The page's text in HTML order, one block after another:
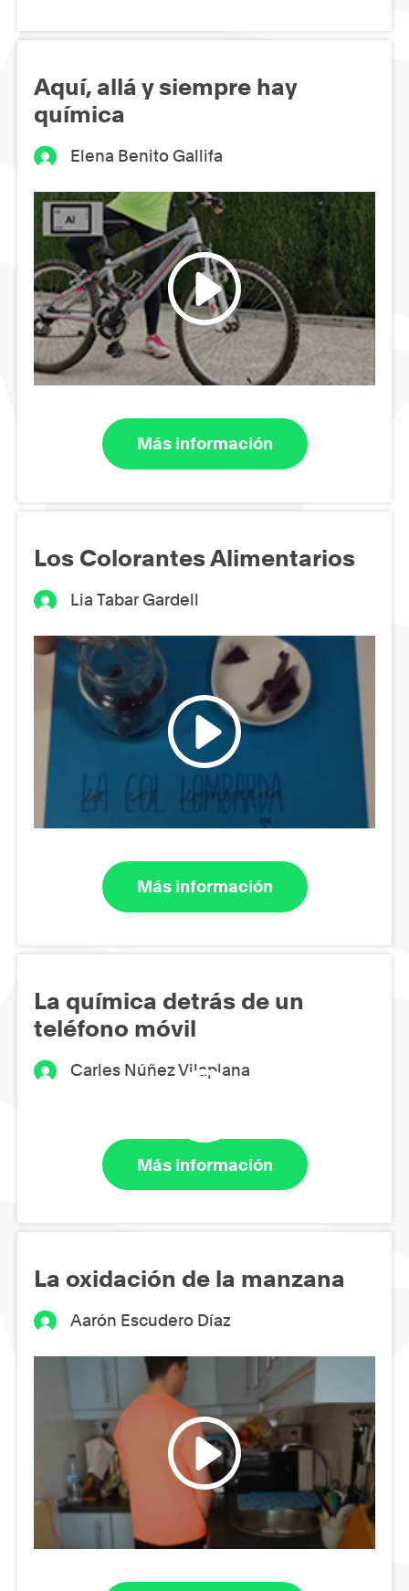
Aquí, allá y siempre hay
química
Elena Benito Gallifa
Más información
Los Colorantes Alimentarios
Lia Tabar Gardell
Más información
La química detrás de un
teléfono móvil
Carles Núñez Vilaplana
Más información
La oxidación de la manzana
Aarón Escudero Díaz